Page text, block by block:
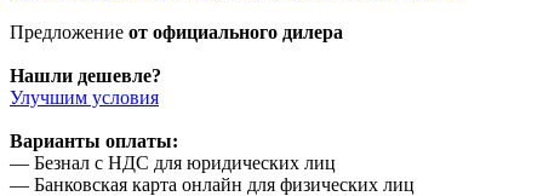
Предложение от официального дилера
Нашли дешевле?
Улучшим условия
Варианты оплаты:
— Безнал с НДС для юридических лиц
— Банковская карта онлайн для физических лиц